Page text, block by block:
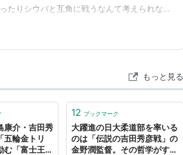
たりシウバと互角に戦うなんて考えられない
Ta…
もっと見る
康介・吉田秀
五輪金トリ
む「富士王朝
12 ブックマーク
大躍進の日大柔道部を率いる
のは「伝説の吉田秀彦戦」の
金野潤監督。その哲学がすご